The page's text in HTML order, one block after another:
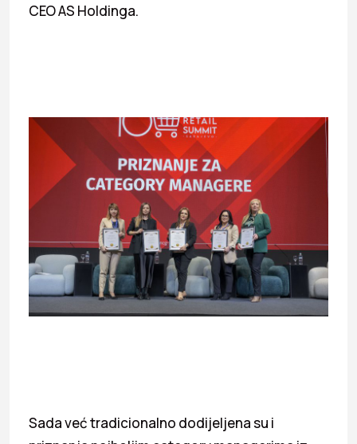
CEO AS Holdinga.
Sada već tradicionalno dodijeljena su i